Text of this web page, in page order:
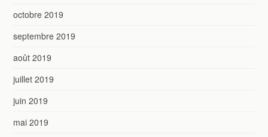
octobre 2019
septembre 2019
août 2019
juillet 2019
juin 2019
mai 2019